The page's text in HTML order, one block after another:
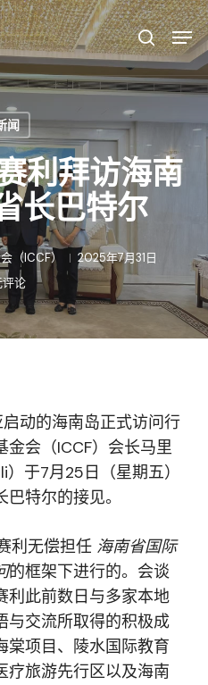
搜索
菜单
闻
利拜访海南
长巴特尔
（ICCF）
2025年7月31日
评论
动的海南岛正式访问行
会（ICCF）会长马里
于7月25日（星期五）
特尔的接见。
利无偿担任 海南省国际
的框架下进行的。会谈
利此前数日与多家本地
与交流所取得的积极成
棠项目、陵水国际教育
疗旅游先行区以及海南
菜
单